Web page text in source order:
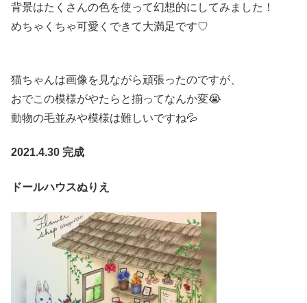
背景はたくさんの色を使って幻想的にしてみました！
めちゃくちゃ可愛くできて大満足です♡
猫ちゃんは画像を見ながら頑張ったのですが、
おでこの模様がやたらと揃ってなんか変😭
動物の毛並みや模様は難しいですね💦
2021.4.30 完成
ドールハウスぬりえ